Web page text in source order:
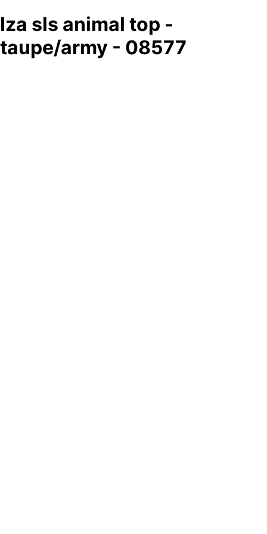
Iza sls animal top -
taupe/army - 08577